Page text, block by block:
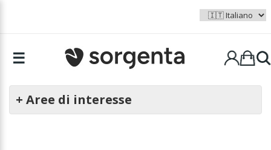
☰
+ Aree di interesse